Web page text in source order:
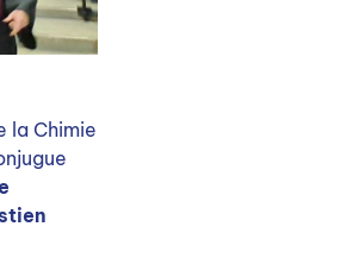
la Chimie